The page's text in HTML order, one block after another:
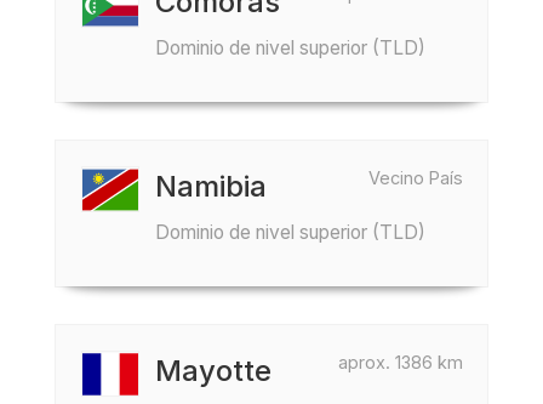
Dominio de nivel superior (TLD)
Vecino País
Namibia
Dominio de nivel superior (TLD)
aprox. 1386 km
Mayotte